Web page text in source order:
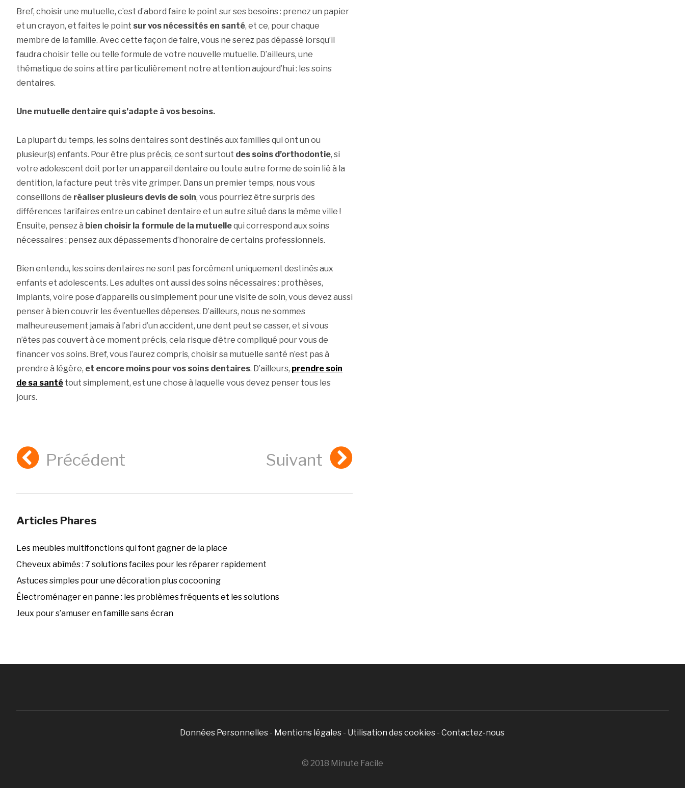
Bref, choisir une mutuelle, c’est d’abord faire le point sur ses besoins : prenez un papier
et un crayon, et faites le point sur vos nécessités en santé, et ce, pour chaque
membre de la famille. Avec cette façon de faire, vous ne serez pas dépassé lorsqu’il
faudra choisir telle ou telle formule de votre nouvelle mutuelle. D’ailleurs, une
thématique de soins attire particulièrement notre attention aujourd’hui : les soins
dentaires.
Une mutuelle dentaire qui s’adapte à vos besoins.
La plupart du temps, les soins dentaires sont destinés aux familles qui ont un ou
plusieur(s) enfants. Pour être plus précis, ce sont surtout des soins d’orthodontie, si
votre adolescent doit porter un appareil dentaire ou toute autre forme de soin lié à la
dentition, la facture peut très vite grimper. Dans un premier temps, nous vous
conseillons de réaliser plusieurs devis de soin, vous pourriez être surpris des
différences tarifaires entre un cabinet dentaire et un autre situé dans la même ville !
Ensuite, pensez à bien choisir la formule de la mutuellequi correspond aux soins
nécessaires : pensez aux dépassements d’honoraire de certains professionnels.
Bien entendu, les soins dentaires ne sont pas forcément uniquement destinés aux
enfants et adolescents. Les adultes ont aussi des soins nécessaires : prothèses,
implants, voire pose d’appareils ou simplement pour une visite de soin, vous devez aussi
penser à bien couvrir les éventuelles dépenses. D’ailleurs, nous ne sommes
malheureusement jamais à l’abri d’un accident, une dent peut se casser, et si vous
n’êtes pas couvert à ce moment précis, cela risque d’être compliqué pour vous de
financer vos soins. Bref, vous l’aurez compris, choisir sa mutuelle santé n’est pas à
prendre à légère, et encore moins pour vos soins dentaires. D’ailleurs, prendre soin
de sa santétout simplement, est une chose à laquelle vous devez penser tous les
jours.
Précédent Suivant
Articles Phares
Les meubles multifonctions qui font gagner de la place
Cheveux abîmés : 7 solutions faciles pour les réparer rapidement
Astuces simples pour une décoration plus cocooning
Électroménager en panne : les problèmes fréquents et les solutions
Jeux pour s’amuser en famille sans écran
Données Personnelles - Mentions légales - Utilisation des cookies -Contactez-nous
© 2018 Minute Facile